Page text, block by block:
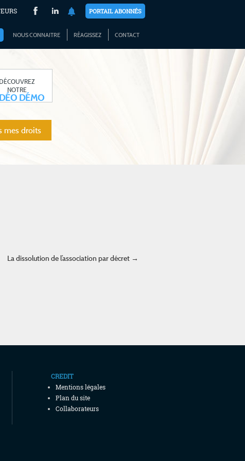
PORTAIL ABONNÉS
NOUS CONNAITRE RÉAGISSEZ CONTACT
DÉCOUVREZ
NOTRE
DÉMO
mes droits
La dissolution de l’association par décret →
CREDIT
Mentions légales
Plan du site
Collaborateurs